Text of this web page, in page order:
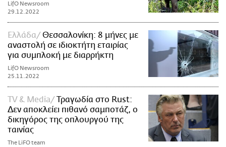
LifO Newsroom
29.12.2022
Ελλάδα
Θεσσαλονίκη: 8 μήνες με
αναστολή σε ιδιοκτήτη εταιρίας
για συμπλοκή με διαρρήκτη
LifO Newsroom
25.11.2022
TV & Media
Τραγωδία στο Rust:
Δεν αποκλείει πιθανό σαμποτάζ, ο
δικηγόρος της οπλουργού της
ταινίας
The LiFO team